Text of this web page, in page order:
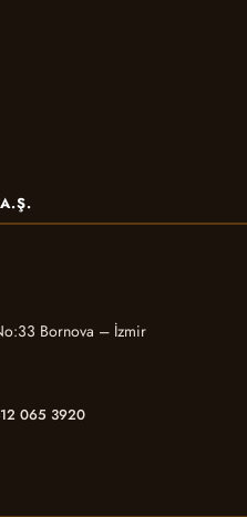
Bornova – İzmir
065 3920